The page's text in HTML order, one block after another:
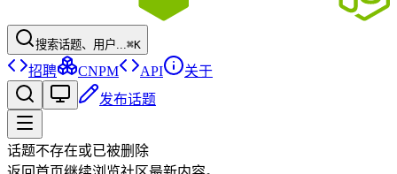
搜索话题、用户...⌘K
招聘 CNPM API
关于
发布话题
话题不存在或已被删除